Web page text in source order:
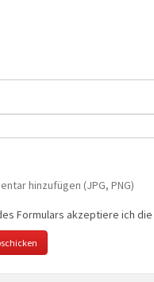
hinzufügen (JPG, PNG)
Formulars akzeptiere ich die